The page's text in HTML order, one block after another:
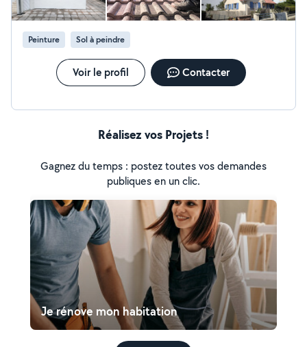
Peinture Sol à peindre
Voir le profil Contacter
Réalisez vos Projets !
Gagnez du temps : postez toutes vos demandes
publiques en un clic.
Je rénove mon habitation